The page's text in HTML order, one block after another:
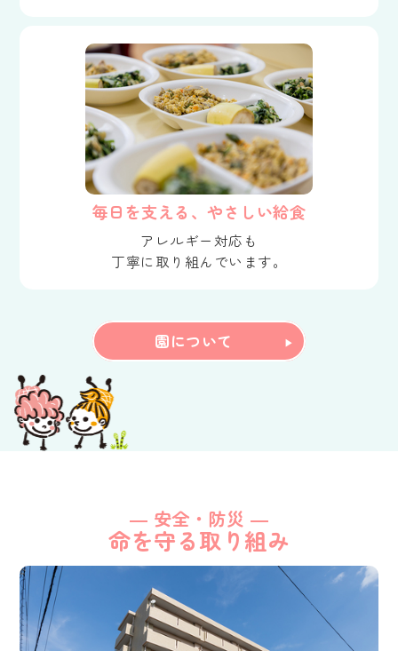
毎日を支える、やさしい給食
アレルギー対応も
丁寧に取り組んでいます。
園について
― 安全・防災 ―
命を守る取り組み